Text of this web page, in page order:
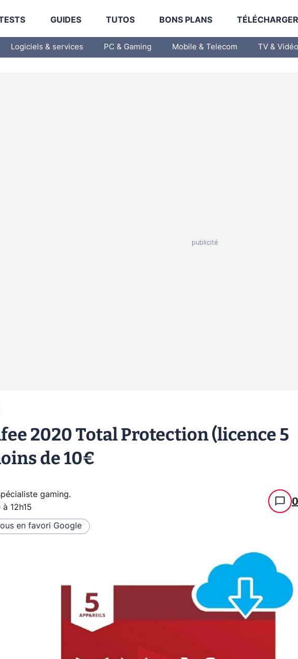
GUIDES TUTOS BONS PLANS
Logiciels & services PC & Gaming Mobile & Telecom TV & Vidéo
2020 Total Protection (licence 5
de 10€
gaming.
12h15 0
en favori Google